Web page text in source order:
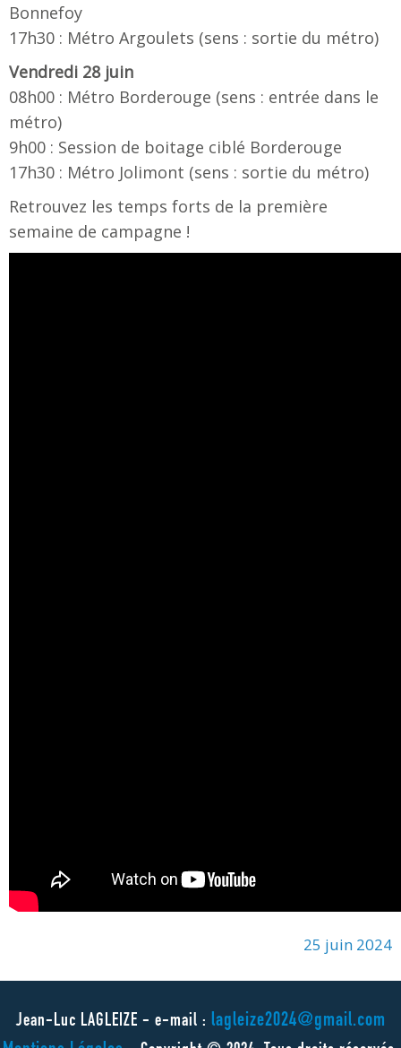
Bonnefoy
17h30 : Métro Argoulets (sens : sortie du métro)
Vendredi 28 juin
08h00 : Métro Borderouge (sens : entrée dans le
métro)
9h00 : Session de boitage ciblé Borderouge
17h30 : Métro Jolimont (sens : sortie du métro)
Retrouvez les temps forts de la première
semaine de campagne !
25 juin 2024
Jean-Luc LAGLEIZE - e-mail : lagleize2024@gmail.com